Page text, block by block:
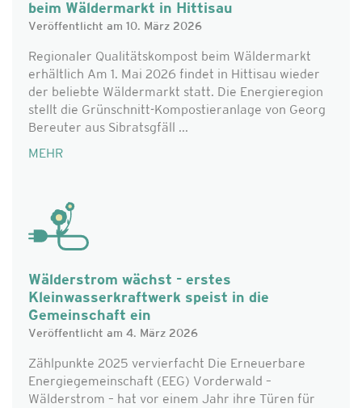
beim Wäldermarkt in Hittisau
Veröffentlicht am 10. März 2026
Regionaler Qualitätskompost beim Wäldermarkt
erhältlich Am 1. Mai 2026 findet in Hittisau wieder
der beliebte Wäldermarkt statt. Die Energieregion
stellt die Grünschnitt-Kompostieranlage von Georg
Bereuter aus Sibratsgfäll ...
MEHR
Wälderstrom wächst - erstes
Kleinwasserkraftwerk speist in die
Gemeinschaft ein
Veröffentlicht am 4. März 2026
Zählpunkte 2025 vervierfacht Die Erneuerbare
Energiegemeinschaft (EEG) Vorderwald –
Wälderstrom – hat vor einem Jahr ihre Türen für